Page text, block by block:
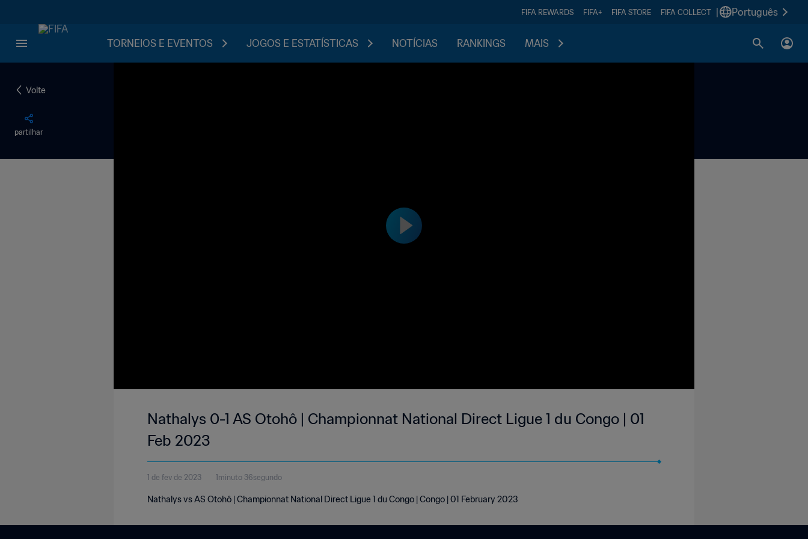
FIFA REWARDS FIFA+ FIFA STORE FIFA COLLECT Português
TORNEIOS E EVENTOS JOGOS E ESTATÍSTICAS NOTÍCIAS RANKINGS MAIS
Volte
partilhar
Nathalys 0-1 AS Otohô | Championnat National Direct Ligue 1 du Congo | 01
Feb 2023
1 de fev de 2023 1minuto 36segundo
Nathalys vs AS Otohô | Championnat National Direct Ligue 1 du Congo | Congo | 01 February 2023